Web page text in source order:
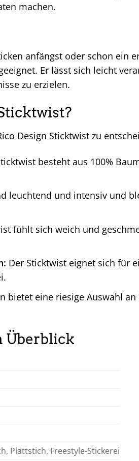
machen.
anfängst oder schon ein
Er lässt sich leicht
zu erzielen.
Design Sticktwist zu
besteht aus 100%
leuchtend und intensiv und
fühlt sich weich und
Der Sticktwist eignet sich für
bietet eine riesige Auswahl
Überblick
Plattstich, Freestyle-Stickerei